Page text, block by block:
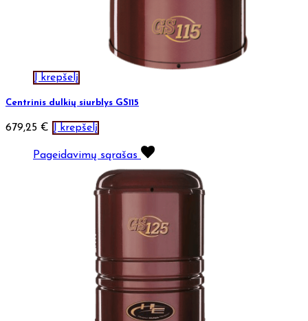
Į krepšelį
Centrinis dulkių siurblys GS115
679,25 € Į krepšelį
Pageidavimų sąrašas